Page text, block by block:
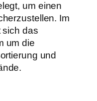
um einen
Im
sich das
um die
und